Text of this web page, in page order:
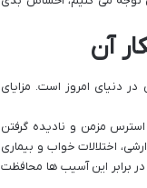
آن
دنیای امروز است. مزایای
مزمن و نادیده گرفتن
اختلالات خواب و بیماری
برابر این آسیب ها محافظت